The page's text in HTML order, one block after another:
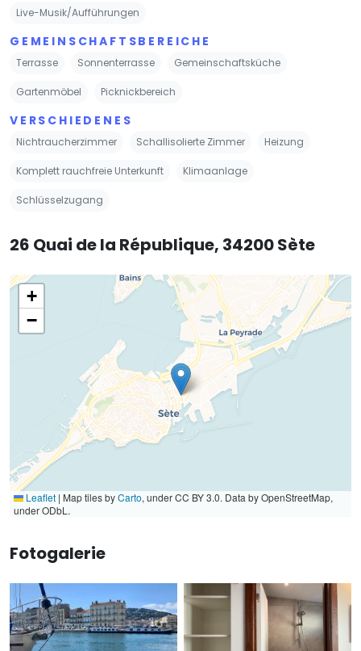
Live-Musik/Aufführungen
GEMEINSCHAFTSBEREICHE
Terrasse Sonnenterrasse Gemeinschaftsküche
Gartenmöbel Picknickbereich
VERSCHIEDENES
Nichtraucherzimmer Schallisolierte Zimmer Heizung
Komplett rauchfreie Unterkunft Klimaanlage
Schlüsselzugang
26 Quai de la République, 34200 Sète
+
−
Leaflet | Map tiles byCarto, under CC BY 3.0. Data by OpenStreetMap,
under ODbL.
Fotogalerie